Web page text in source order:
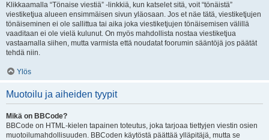
Klikkaamalla “Tönaise viestiä” -linkkiä, kun katselet sitä, voit “tönäistä”
viestiketjua alueen ensimmäisen sivun yläosaan. Jos et näe tätä, viestiketjujen
tönäiseminen ei ole sallittua tai aika joka viestiketjujen tönäisemisen välillä
vaaditaan ei ole vielä kulunut. On myös mahdollista nostaa viestiketjua
vastaamalla siihen, mutta varmista että noudatat foorumin sääntöjä jos päätät
tehdä niin.
Ylös
Muotoilu ja aiheiden tyypit
Mikä on BBCode?
BBCode on HTML-kielen tapainen toteutus, joka tarjoaa tiettyjen viestin osien
muotoilumahdollisuuden. BBCoden käytöstä päättää ylläpitäjä, mutta se